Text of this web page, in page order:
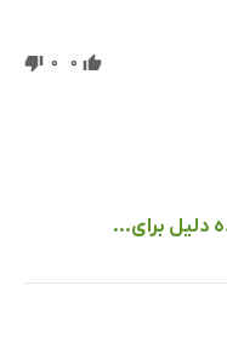
0
0
دلیل برای...